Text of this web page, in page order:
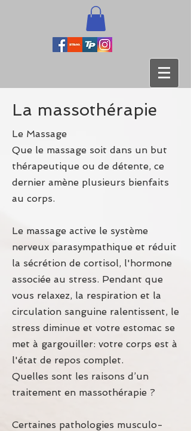
La massothérapie
Le Massage
Que le massage soit dans un but
thérapeutique ou de détente, ce
dernier amène plusieurs bienfaits
au corps.
Le massage active le système
nerveux parasympathique et réduit
la sécrétion de cortisol, l'hormone
associée au stress. Pendant que
vous relaxez, la respiration et la
circulation sanguine ralentissent, le
stress diminue et votre estomac se
met à gargouiller: votre corps est à
l'état de repos complet.
Quelles sont les raisons d’un
traitement en massothérapie ?
Certaines pathologies musculo-